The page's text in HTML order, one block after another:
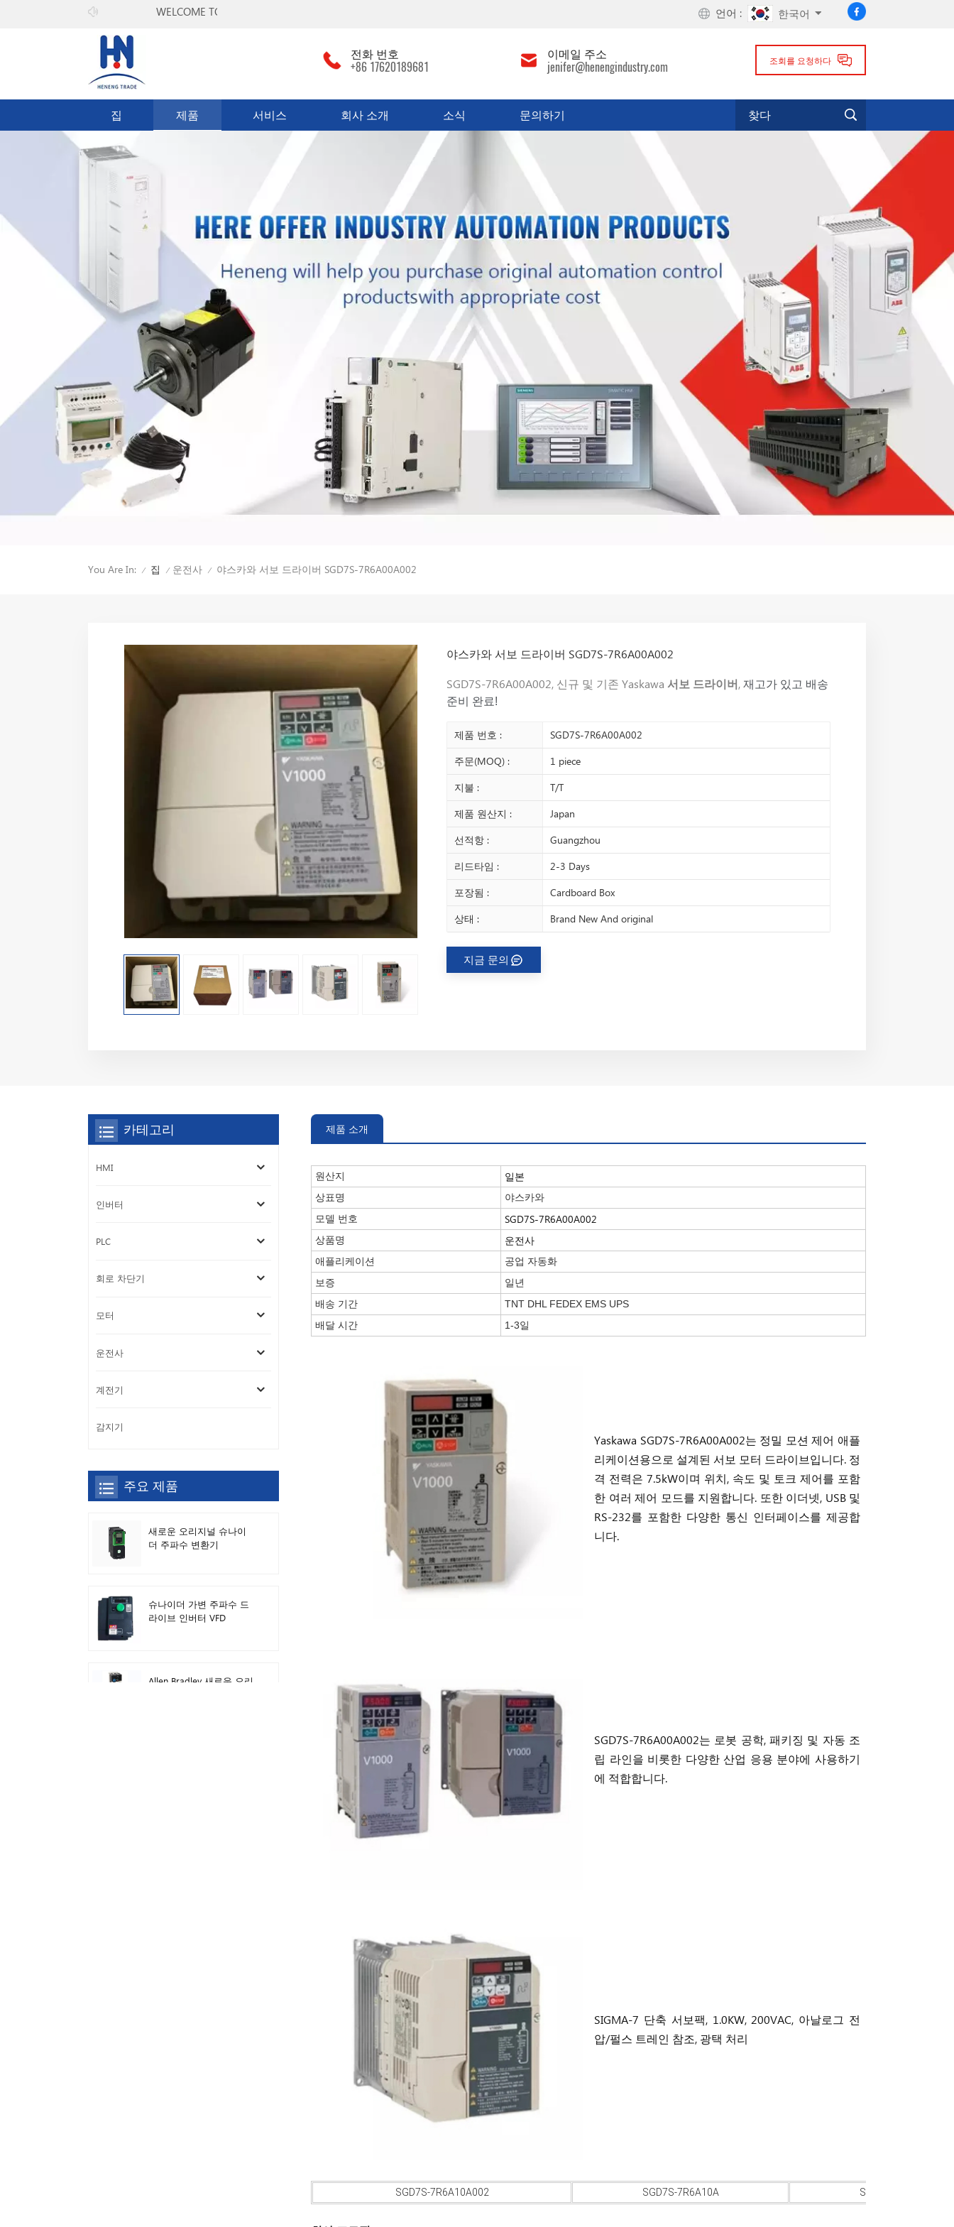
WELCOME TO(주)히캔 언어 : 한국어
조회를 요청하다
전화 번호
+86 17620189681
이메일 주소
jenifer@henengindustry.com
집 제품 서비스 회사 소개 소식 문의하기
You Are In: / 집 / 운전사 / 야스카와 서보 드라이버 SGD7S-7R6A00A002
야스카와 서보 드라이버 SGD7S-7R6A00A002
SGD7S-7R6A00A002, 신규 및 기존 Yaskawa 서보 드라이버, 재고가 있고 배송
준비 완료!
제품 번호 :
SGD7S-7R6A00A002
주문(MOQ) :
1 piece
지불 :
T/T
제품 원산지 :
Japan
선적항 :
Guangzhou
리드타임 :
2-3 Days
포장됨 :
Cardboard Box
상태 :
Brand New And original
지금 문의
제품 소개
원산지 일본
상표명
야스카와
모델 번호
SGD7S-7R6A00A002
상품명 운전사
애플리케이션
공업 자동화
보증
일년
배송 기간
TNT DHL FEDEX EMS UPS
배달 시간
1-3일
Yaskawa SGD7S-7R6A00A002는 정밀 모션 제어 애플
리케이션용으로 설계된 서보 모터 드라이브입니다. 정
격 전력은 7.5kW이며 위치, 속도 및 토크 제어를 포함
한 여러 제어 모드를 지원합니다. 또한 이더넷, USB 및
RS-232를 포함한 다양한 통신 인터페이스를 제공합
니다.
SGD7S-7R6A00A002는 로봇 공학, 패키징 및 자동 조
립 라인을 비롯한 다양한 산업 응용 분야에 사용하기
에 적합합니다.
SIGMA-7 단축 서보팩, 1.0KW, 200VAC, 아날로그 전
압/펄스 트레인 참조, 광택 처리
SGD7S-7R6A10A002 SGD7S-7R6A10A SGD7S-7R6A00A
카테고리
HMI
인버터
PLC
회로 차단기
모터
운전사
계전기
감지기
주요 제품
새로운 오리지널 슈나이
더 주파수 변환기
슈나이더 가변 주파수 드
라이브 인버터 VFD
Allen Bradley 새로운 오리